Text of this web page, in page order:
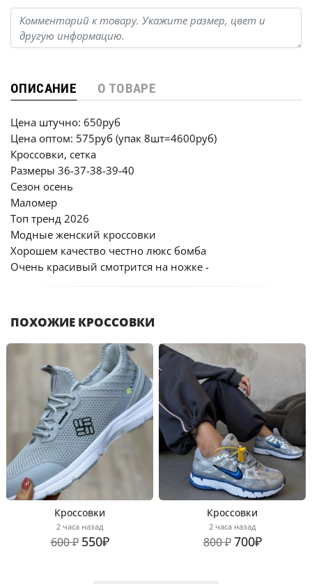
ОПИСАНИЕ О ТОВАРЕ
Цена штучно: 650руб
Цена оптом: 575руб (упак 8шт=4600руб)
Кроссовки, сетка
Размеры 36-37-38-39-40
Сезон осень
Маломер
Топ тренд 2026
Модные женский кроссовки
Хорошем качество честно люкс бомба
Очень красивый смотрится на ножке -
ПОХОЖИЕ КРОССОВКИ
Кроссовки
2 часа назад
600 ₽ 550₽
Кроссовки
2 часа назад
800 ₽ 700₽